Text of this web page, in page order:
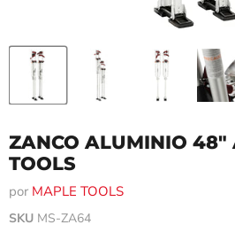
ZANCO ALUMINIO 48"
TOOLS
por MAPLE TOOLS
SKU MS-ZA64